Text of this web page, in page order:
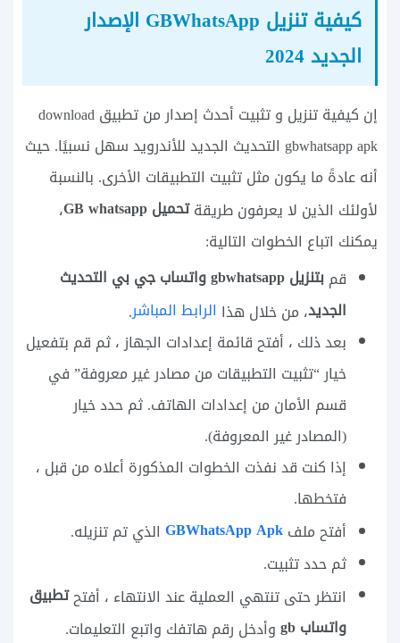
كيفية تنزيل GBWhatsApp الإصدار
الجديد 2024
إن كيفية تنزيل و تثبيت أحدث إصدار من تطبيق download
gbwhatsapp apk التحديث الجديد للأندرويد سهل نسبيًا. حيث
أنه عادةً ما يكون مثل تثبيت التطبيقات الأخرى. بالنسبة
لأولئك الذين لا يعرفون طريقةتحميل GB whatsapp
،
يمكنك اتباع الخطوات التالية:
قم
بتنزيل gbwhatsapp واتساب جي بي التحديث
الجديد، من خلال هذا الرابط المباشر.
بعد ذلك ، أفتح قائمة إعدادات الجهاز ، ثم قم بتفعيل
خيار “تثبيت التطبيقات من مصادر غير معروفة” في
قسم الأمان من إعدادات الهاتف. ثم حدد خيار
(المصادر غير المعروفة).
إذا كنت قد نفذت الخطوات المذكورة أعلاه من قبل ،
فتخطها.
أفتح ملفGBWhatsApp Apk الذي تم تنزيله.
ثم حدد تثبيت.
انتظر حتى تنتهي العملية عند الانتهاء ، أفتحتطبيق
واتساب gb
وأدخل رقم هاتفك واتبع التعليمات.